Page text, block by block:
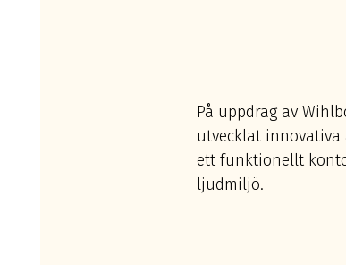
På uppdrag av
utvecklat
ett funktionellt
ljudmiljö.